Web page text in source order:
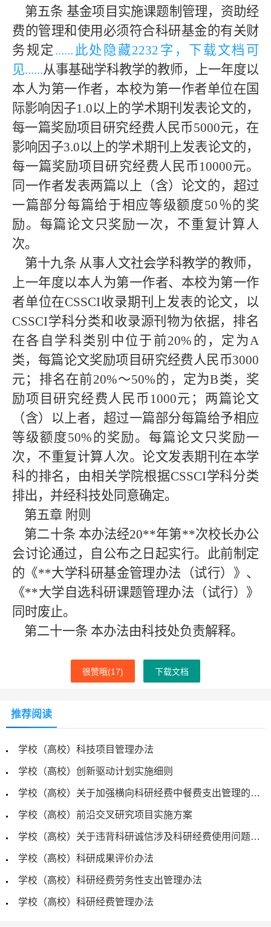
第五条 基金项目实施课题制管理，资助经
费的管理和使用必须符合科研基金的有关财
务规定 ......此处隐藏2232字，下载文档可
见......从事基础学科教学的教师，上一年度以
本人为第一作者，本校为第一作者单位在国
际影响因子1.0以上的学术期刊发表论文的，
每一篇奖励项目研究经费人民币5000元，在
影响因子3.0以上的学术期刊上发表论文的，
每一篇奖励项目研究经费人民币10000元。
同一作者发表两篇以上（含）论文的，超过
一篇部分每篇给于相应等级额度50％的奖
励。每篇论文只奖励一次，不重复计算人
次。
第十九条 从事人文社会学科教学的教师，
上一年度以本人为第一作者、本校为第一作
者单位在CSSCI收录期刊上发表的论文，以
CSSCI学科分类和收录源刊物为依据，排名
在各自学科类别中位于前20%的，定为A
类，每篇论文奖励项目研究经费人民币3000
元；排名在前20%～50%的，定为B类，奖
励项目研究经费人民币1000元；两篇论文
（含）以上者，超过一篇部分每篇给予相应
等级额度50%的奖励。每篇论文只奖励一
次，不重复计算人次。论文发表期刊在本学
科的排名，由相关学院根据CSSCI学科分类
排出，并经科技处同意确定。
第五章 附则
第二十条 本办法经20**年第**次校长办公
会讨论通过，自公布之日起实行。此前制定
的《**大学科研基金管理办法（试行）》、
《**大学自选科研课题管理办法（试行）》
同时废止。
第二十一条 本办法由科技处负责解释。
很赞哦(17) 下载文档
推荐阅读
学校（高校）科技项目管理办法
学校（高校）创新驱动计划实施细则
学校（高校）关于加强横向科研经费中餐费支出管理的通知
学校（高校）前沿交叉研究项目实施方案
学校（高校）关于违背科研诚信涉及科研经费使用问题的信访举报的处理办法
学校（高校）科研成果评价办法
学校（高校）科研经费劳务性支出管理办法
学校（高校）科研经费管理办法